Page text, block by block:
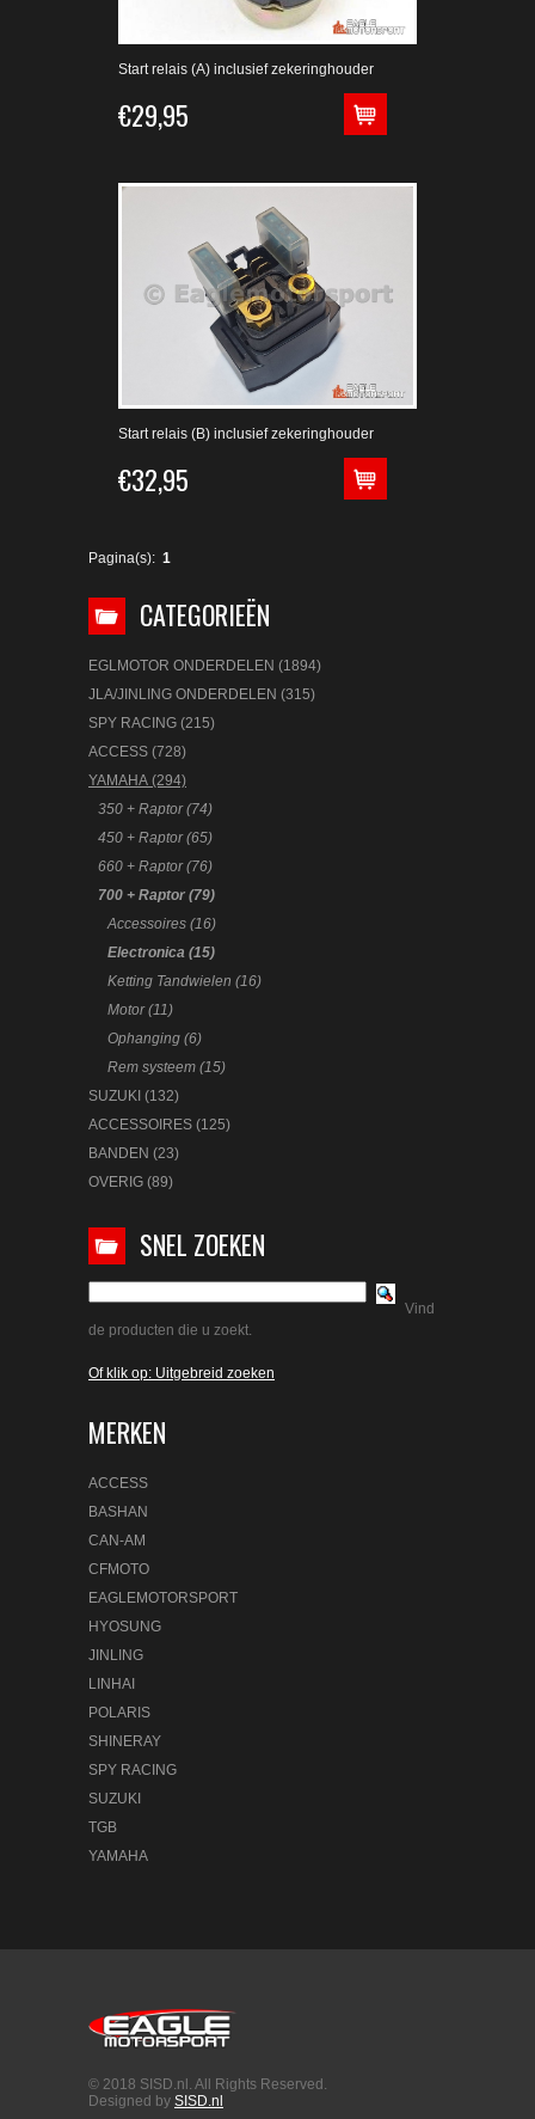
Start relais (A) inclusief zekeringhouder
€29,95
Start relais (B) inclusief zekeringhouder
€32,95
Pagina(s): 1
CATEGORIEËN
EGLMOTOR ONDERDELEN (1894)
JLA/JINLING ONDERDELEN (315)
SPY RACING (215)
ACCESS (728)
YAMAHA (294)
350 + Raptor (74)
450 + Raptor (65)
660 + Raptor (76)
700 + Raptor (79)
Accessoires (16)
Electronica (15)
Ketting Tandwielen (16)
Motor (11)
Ophanging (6)
Rem systeem (15)
SUZUKI (132)
ACCESSOIRES (125)
BANDEN (23)
OVERIG (89)
SNEL ZOEKEN
Vind
de producten die u zoekt.
Of klik op: Uitgebreid zoeken
MERKEN
ACCESS
BASHAN
CAN-AM
CFMOTO
EAGLEMOTORSPORT
HYOSUNG
JINLING
LINHAI
POLARIS
SHINERAY
SPY RACING
SUZUKI
TGB
YAMAHA
© 2018 SISD.nl. All Rights Reserved.
Designed by SISD.nl